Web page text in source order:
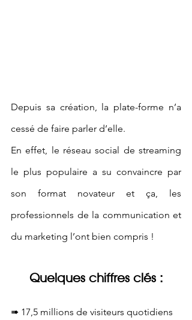
Depuis sa création, la plate-forme n’a
cessé de faire parler d’elle.
En effet, le réseau social de streaming
le plus populaire a su convaincre par
son format novateur et ça, les
professionnels de la communication et
du marketing l’ont bien compris !
Quelques chiffres clés :
➠ 17,5 millions de visiteurs quotidiens